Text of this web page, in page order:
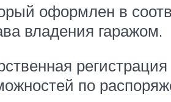
оформлен в
владения гаражом.
по